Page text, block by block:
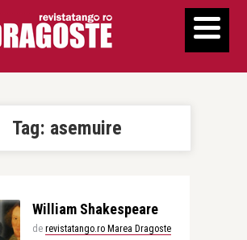
Tag: asemuire
William Shakespeare
de revistatango.ro Marea Dragoste